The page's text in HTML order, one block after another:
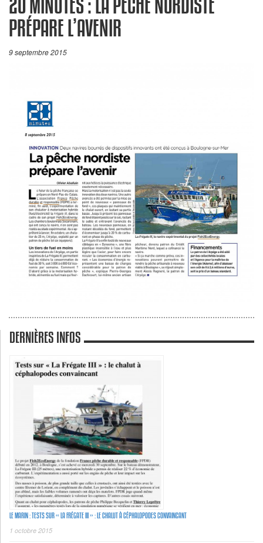
20 MINUTES : LA PÊCHE NORDISTE
PRÉPARE L’AVENIR
9 septembre 2015
DERNIÈRES INFOS
LE MARIN : TESTS SUR « LA FRÉGATE III » : LE CHALUT À CÉPHALOPODES CONVAINCANT
1 octobre 2015